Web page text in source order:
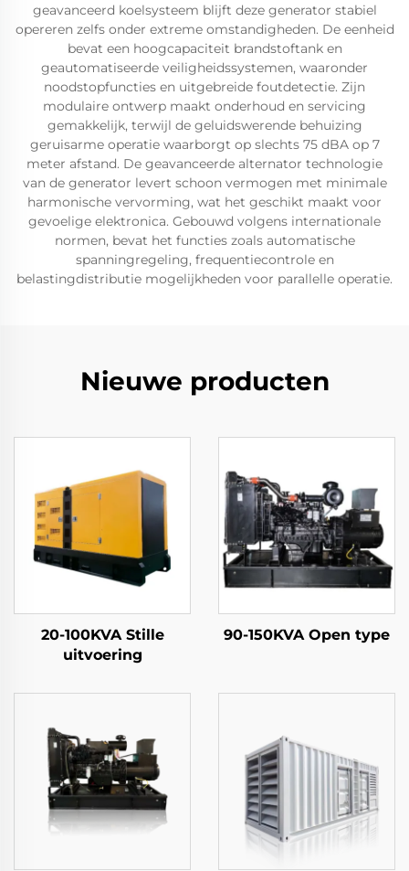
geavanceerd koelsysteem blijft deze generator stabiel
opereren zelfs onder extreme omstandigheden. De eenheid
bevat een hoogcapaciteit brandstoftank en
geautomatiseerde veiligheidssystemen, waaronder
noodstopfuncties en uitgebreide foutdetectie. Zijn
modulaire ontwerp maakt onderhoud en servicing
gemakkelijk, terwijl de geluidswerende behuizing
geruisarme operatie waarborgt op slechts 75 dBA op 7
meter afstand. De geavanceerde alternator technologie
van de generator levert schoon vermogen met minimale
harmonische vervorming, wat het geschikt maakt voor
gevoelige elektronica. Gebouwd volgens internationale
normen, bevat het functies zoals automatische
spanningregeling, frequentiecontrole en
belastingdistributie mogelijkheden voor parallelle operatie.
Nieuwe producten
20-100KVA Stille
uitvoering
90-150KVA Open type